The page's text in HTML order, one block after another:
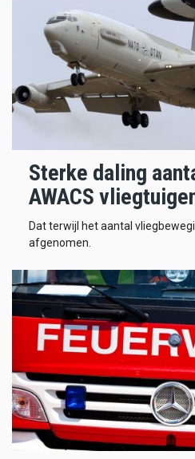
Sterke daling
AWACS
Dat terwijl het aantal
afgenomen.